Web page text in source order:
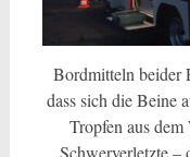
Bordmitteln beider
dass sich die Beine
Tropfen aus dem
Schwerverletzte –